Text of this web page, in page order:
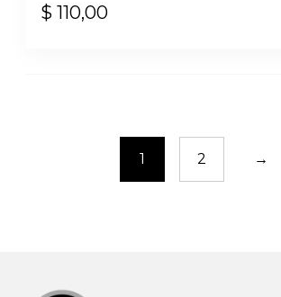
$ 110,00
1 2 →